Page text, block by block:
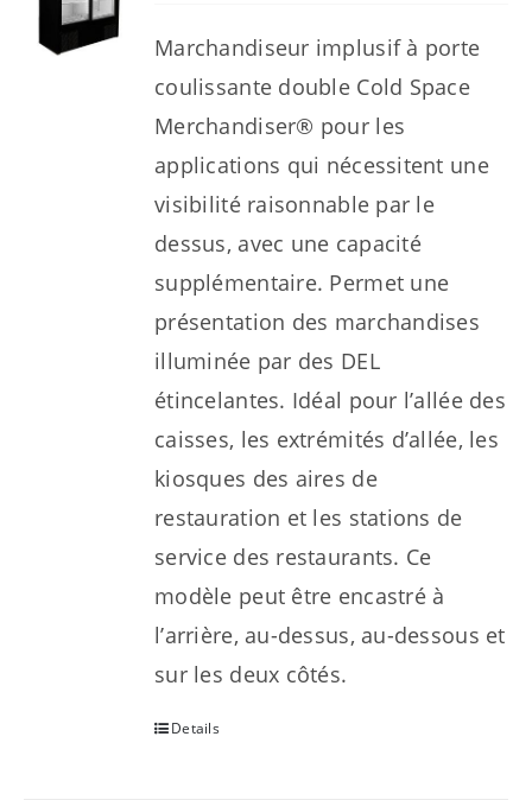
Marchandiseur implusif à porte
coulissante double Cold Space
Merchandiser® pour les
applications qui nécessitent une
visibilité raisonnable par le
dessus, avec une capacité
supplémentaire. Permet une
présentation des marchandises
illuminée par des DEL
étincelantes. Idéal pour l’allée des
caisses, les extrémités d’allée, les
kiosques des aires de
restauration et les stations de
service des restaurants. Ce
modèle peut être encastré à
l’arrière, au-dessus, au-dessous et
sur les deux côtés.
Details